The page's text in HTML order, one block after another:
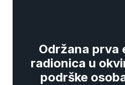
Održana prva
radionica u
podrške